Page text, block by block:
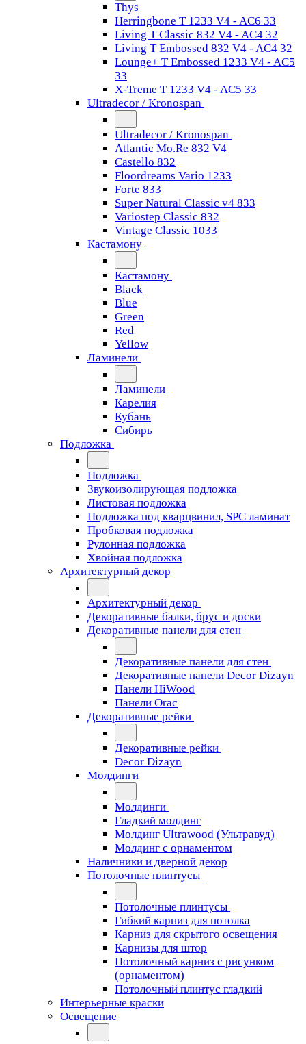
Thys
Herringbone T 1233 V4 - AC6 33
Living T Classic 832 V4 - AC4 32
Living T Embossed 832 V4 - AC4 32
Lounge+ T Embossed 1233 V4 - AC5
33
X-Treme T 1233 V4 - AC5 33
Ultradecor / Kronospan
Ultradecor / Kronospan
Atlantic Mo.Re 832 V4
Castello 832
Floordreams Vario 1233
Forte 833
Super Natural Classic v4 833
Variostep Classic 832
Vintage Classic 1033
Кастамону
Кастамону
Black
Blue
Green
Red
Yellow
Ламинели
Ламинели
Карелия
Кубань
Сибирь
Подложка
Подложка
Звукоизолирующая подложка
Листовая подложка
Подложка под кварцвинил, SPC ламинат
Пробковая подложка
Рулонная подложка
Хвойная подложка
Архитектурный декор
Архитектурный декор
Декоративные балки, брус и доски
Декоративные панели для стен
Декоративные панели для стен
Декоративные панели Decor Dizayn
Панели HiWood
Панели Orac
Декоративные рейки
Декоративные рейки
Decor Dizayn
Молдинги
Молдинги
Гладкий молдинг
Молдинг Ultrawood (Ультравуд)
Молдинг с орнаментом
Наличники и дверной декор
Потолочные плинтусы
Потолочные плинтусы
Гибкий карниз для потолка
Карниз для скрытого освещения
Карнизы для штор
Потолочный карниз с рисунком
(орнаментом)
Потолочный плинтус гладкий
Интерьерные краски
Освещение